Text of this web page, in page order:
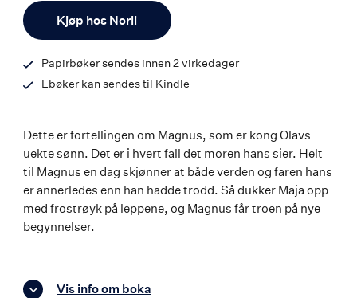
Kjøp hos Norli
9788203253997
Papirbøker sendes innen 2 virkedager
Ebøker kan sendes til Kindle
Dette er fortellingen om Magnus, som er kong Olavs
uekte sønn. Det er i hvert fall det moren hans sier. Helt
til Magnus en dag skjønner at både verden og faren hans
er annerledes enn han hadde trodd. Så dukker Maja opp
med frostrøyk på leppene, og Magnus får troen på nye
begynnelser.
Vis info om boka